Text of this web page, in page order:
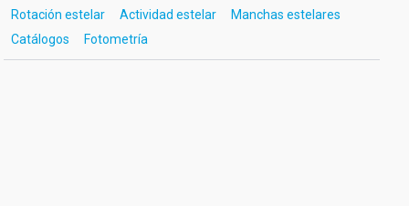
Rotación estelar
Actividad estelar
Manchas estelares
Catálogos
Fotometría